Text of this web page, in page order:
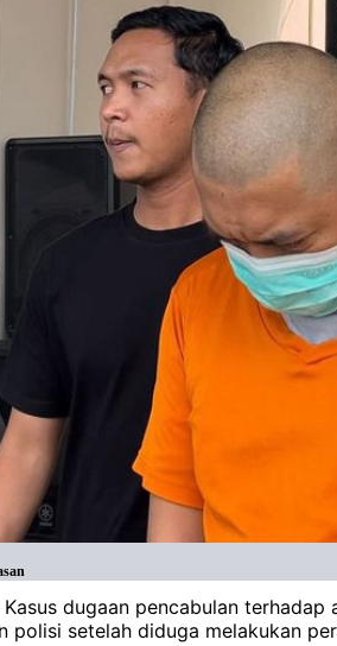
dugaan pencabulan
polisi setelah diduga melakukan